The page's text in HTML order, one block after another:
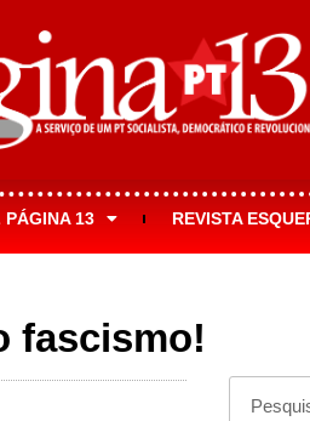
13 REVISTA
fascismo!